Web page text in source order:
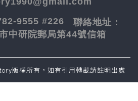
9555 #226 聯絡地址：
中研院郵局第44號信箱
版權所有，如有引用轉載請註明出處